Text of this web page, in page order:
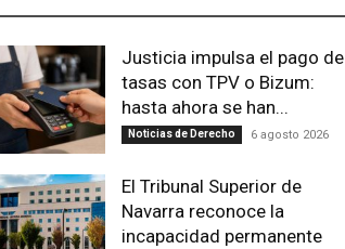
Justicia impulsa el pago de
tasas con TPV o Bizum:
hasta ahora se han...
Noticias de Derecho 6 agosto 2026
El Tribunal Superior de
Navarra reconoce la
incapacidad permanente